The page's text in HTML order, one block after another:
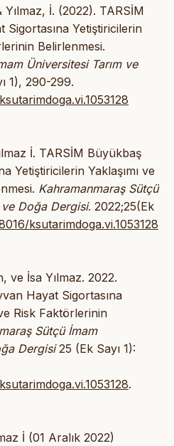
Yılmaz, İ. (2022). TARSİM
Yetiştiricilerin
Belirlenmesi.
Üniversitesi Tarım ve
1), 290-299.
İ. TARSİM Büyükbaş
Yetiştiricilerin Yaklaşımı ve
Kahramanmaraş Sütçü
ve Doğa Dergisi. 2022;25(Ek
ksutarimdoga.vi.1053128
ve İsa Yılmaz. 2022.
Hayat Sigortasına
Risk Faktörlerinin
Sütçü İmam
Dergisi25 (Ek Sayı 1):
.
İ (01 Aralık 2022)